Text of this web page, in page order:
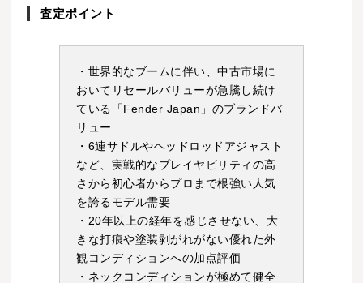
査定ポイント
・世界的なブームに伴い、中古市場に
おいてリセールバリューが急騰し続け
ている「Fender Japan」のブランドバ
リュー
・6連サドルやヘッドロッドアジャスト
など、実戦的なプレイヤビリティの高
さから初心者からプロまで根強い人気
を誇るモデル需要
・20年以上の経年を感じさせない、大
きな打痕や塗装剥がれがない優れた外
観コンディションへの加点評価
・ネックコンディションが極めて健全